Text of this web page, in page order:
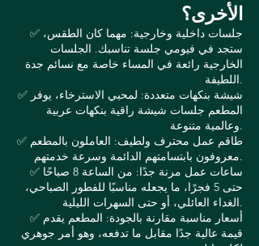
الأخرى؟
✅ جلسات داخلية وخارجية: مهما كان الطقس،
ستجد في فيومي جلسة تناسبك. الجلسات
الخارجية رائعة في المساء خاصة مع نسائم جدة
اللطيفة.
✅ شيشة بنكهات متعددة: لمحبي الاسترخاء، يوفر
المطعم جلسات شيشة راقية بنكهات عربية
وعالمية متنوعة.
✅ طاقم عمل محترف ولطيف: العاملون بالمطعم
معروفون بابتسامتهم الدائمة وسرعة خدمتهم.
✅ ساعات عمل مرنة جدًا: من الساعة 8 صباحًا
حتى 5 فجرًا، ما يجعله مناسبًا للفطور الصباحي،
الغداء العائلي، أو حتى السهرات الليلية.
✅ أسعار مناسبة مقارنة بالجودة: المطعم يقدم
قيمة عالية جدًا مقابل ما تدفعه، وهو أمر جوهري